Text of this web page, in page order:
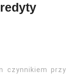
czynnikiem przy